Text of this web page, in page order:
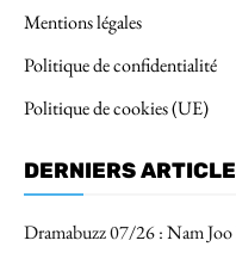
Mentions légales
Politique de confidentialité
Politique de cookies (UE)
DERNIERS
Dramabuzz 07/26 : Nam